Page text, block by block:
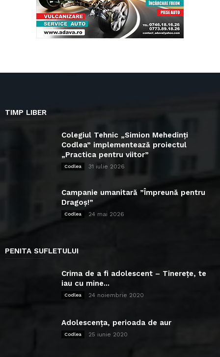
TIMP LIBER
Colegiul Tehnic „Simion Mehedinți
Codlea” implementează proiectul
„Practica pentru viitor”
Codlea 31 iulie 2026
Campanie umanitară ”Împreună pentru
Dragoș!”
Codlea 24 mai 2026
PENITA SUFLETULUI
Crima de a fi adolescent – Tinerețe, te
iau cu mine...
Codlea 24 noiembrie 2020
Adolescența, perioada de aur
Codlea 25 iunie 2020